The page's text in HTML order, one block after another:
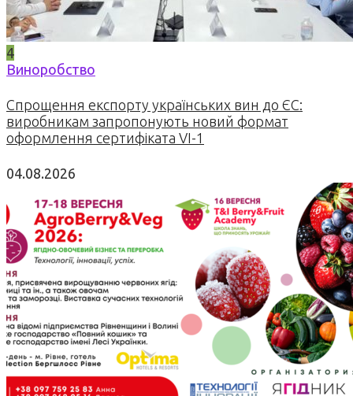
4
Виноробство
Спрощення експорту українських вин до ЄС:
виробникам запропонують новий формат
оформлення сертифіката VI-1
04.08.2026